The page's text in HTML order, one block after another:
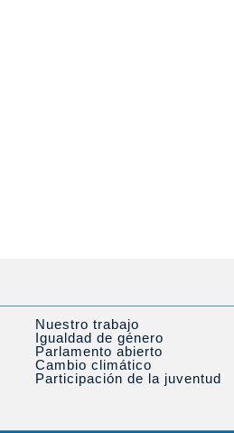
Nuestro trabajo
Igualdad de género
Parlamento abierto
Cambio climático
Participación de la juventud